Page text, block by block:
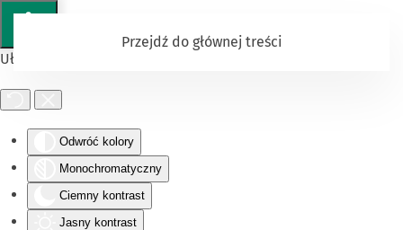
Ułatwienia dostępu
Odwróć kolory
Monochromatyczny
Ciemny kontrast
Jasny kontrast
Przejdź do głównej treści